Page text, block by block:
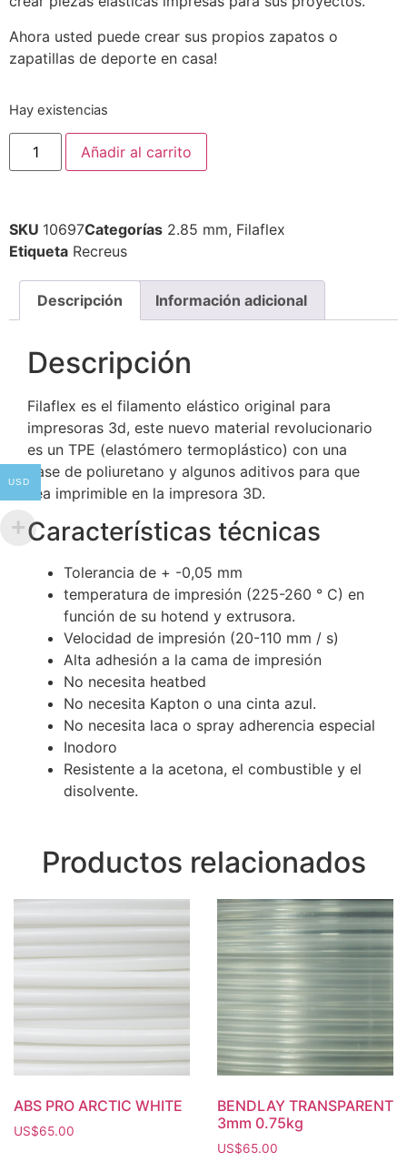
Ahora usted puede crear sus propios zapatos o
zapatillas de deporte en casa!
Hay existencias
Añadir al carrito
SKU 10697Categorías 2.85 mm, Filaflex
Etiqueta Recreus
Descripción Información adicional
Descripción
Filaflex es el filamento elástico original para
impresoras 3d, este nuevo material revolucionario
es un TPE (elastómero termoplástico) con una
base de poliuretano y algunos aditivos para que
sea imprimible en la impresora 3D.
Características técnicas
Tolerancia de + -0,05 mm
temperatura de impresión (225-260 ° C) en
función de su hotend y extrusora.
Velocidad de impresión (20-110 mm / s)
Alta adhesión a la cama de impresión
No necesita heatbed
No necesita Kapton o una cinta azul.
No necesita laca o spray adherencia especial
Inodoro
Resistente a la acetona, el combustible y el
disolvente.
Productos relacionados
ABS PRO ARCTIC WHITE
US$65.00
BENDLAY TRANSPARENT
3mm 0.75kg
US$65.00
USD